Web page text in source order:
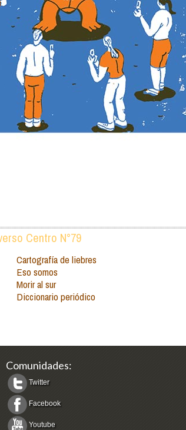
Centro N°79
Cartografía de liebres
Eso somos
Morir al sur
Diccionario periódico
Comunidades:
Twitter
Facebook
Youtube